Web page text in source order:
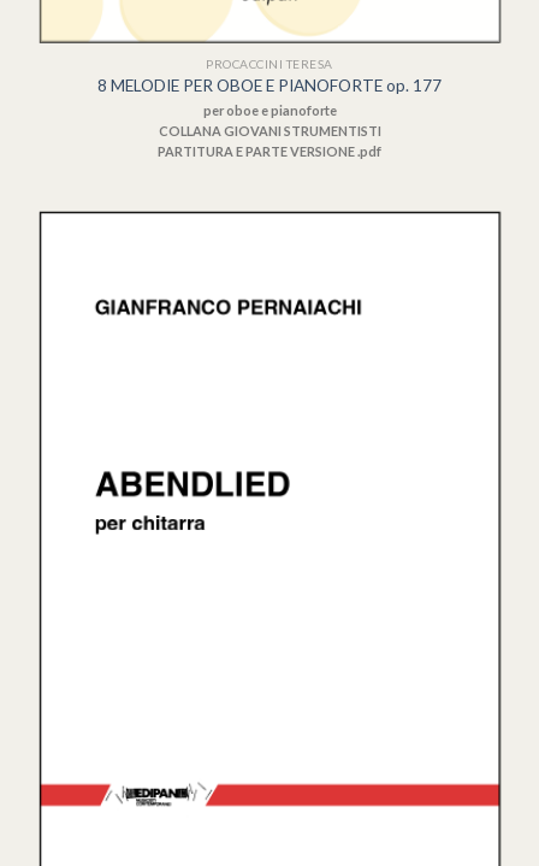
PROCACCINI TERESA
8 MELODIE PER OBOE E PIANOFORTE op. 177
per oboe e pianoforte
COLLANA GIOVANI STRUMENTISTI
PARTITURA E PARTE VERSIONE .pdf